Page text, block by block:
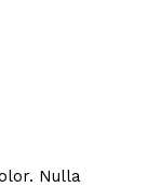
Nulla